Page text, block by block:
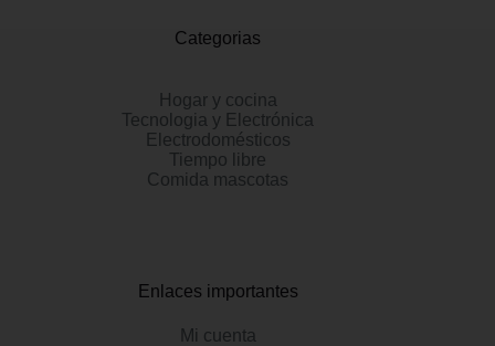
Categorias
Hogar y cocina
Tecnologia y Electrónica
Electrodomésticos
Tiempo libre
Comida mascotas
Enlaces importantes
Mi cuenta